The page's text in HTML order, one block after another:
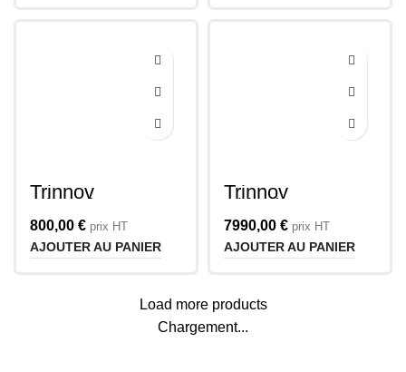
Trinnov
Microphone 3D
Mic Ethercon
800,00 € prix HT
AJOUTER AU PANIER
Trinnov
AltitudeCI
7990,00 € prix HT
AJOUTER AU PANIER
Load more products
Chargement...